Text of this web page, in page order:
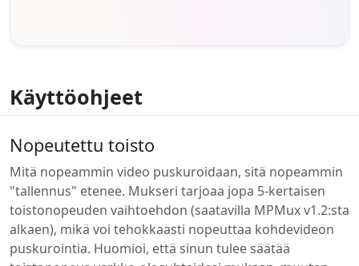
Käyttöohjeet
Nopeutettu toisto
Mitä nopeammin video puskuroidaan, sitä nopeammin
"tallennus" etenee. Mukseri tarjoaa jopa 5-kertaisen
toistonopeuden vaihtoehdon (saatavilla MPMux v1.2:sta
alkaen), mikä voi tehokkaasti nopeuttaa kohdevideon
puskurointia. Huomioi, että sinun tulee säätää